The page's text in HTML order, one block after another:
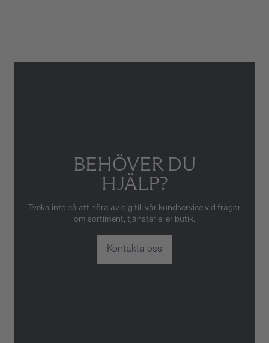
BEHÖVER DU
HJÄLP?
Tveka inte på att höra av dig till vår kundservice vid frågor
om sortiment, tjänster eller butik.
Kontakta oss